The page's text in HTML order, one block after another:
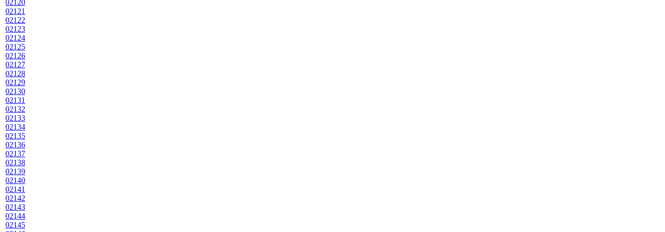
02120
02121
02122
02123
02124
02125
02126
02127
02128
02129
02130
02131
02132
02133
02134
02135
02136
02137
02138
02139
02140
02141
02142
02143
02144
02145